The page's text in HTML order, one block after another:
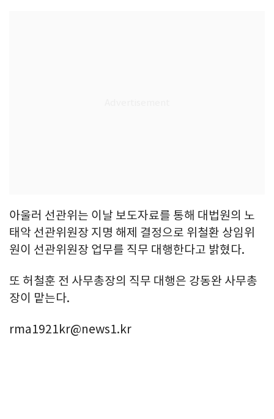
아울러 선관위는 이날 보도자료를 통해 대법원의 노
태악 선관위원장 지명 해제 결정으로 위철환 상임위
원이 선관위원장 업무를 직무 대행한다고 밝혔다.
또 허철훈 전 사무총장의 직무 대행은 강동완 사무총
장이 맡는다.
rma1921kr@news1.kr